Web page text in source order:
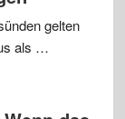
gelten
als …